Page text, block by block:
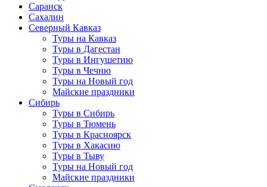
Саранск
Сахалин
Северный Кавказ
Туры на Кавказ
Туры в Дагестан
Туры в Ингушетию
Туры в Чечню
Туры на Новый год
Майские праздники
Сибирь
Туры в Сибирь
Туры в Тюмень
Туры в Красноярск
Туры в Хакасию
Туры в Тыву
Туры на Новый год
Майские праздники